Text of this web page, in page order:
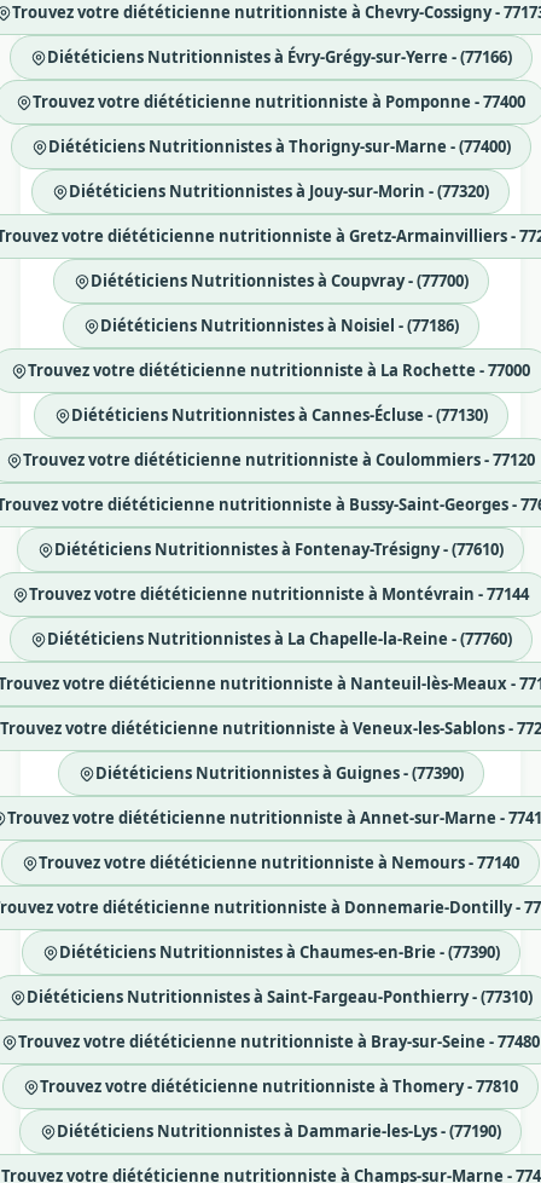
Trouvez votre diététicienne nutritionniste à Chevry-Cossigny -
Diététiciens Nutritionnistes à Évry-Grégy-sur-Yerre - (77166)
Trouvez votre diététicienne nutritionniste à Pomponne - 77400
Diététiciens Nutritionnistes à Thorigny-sur-Marne - (77400)
Diététiciens Nutritionnistes à Jouy-sur-Morin - (77320)
votre diététicienne nutritionniste à Gretz-Armainvilliers -
Diététiciens Nutritionnistes à Coupvray - (77700)
Diététiciens Nutritionnistes à Noisiel - (77186)
Trouvez votre diététicienne nutritionniste à La Rochette - 77000
Diététiciens Nutritionnistes à Cannes-Écluse - (77130)
Trouvez votre diététicienne nutritionniste à Coulommiers - 77120
votre diététicienne nutritionniste à Bussy-Saint-Georges -
Diététiciens Nutritionnistes à Fontenay-Trésigny - (77610)
Trouvez votre diététicienne nutritionniste à Montévrain - 77144
Diététiciens Nutritionnistes à La Chapelle-la-Reine - (77760)
votre diététicienne nutritionniste à Nanteuil-lès-Meaux -
Trouvez votre diététicienne nutritionniste à Veneux-les-Sablons -
Diététiciens Nutritionnistes à Guignes - (77390)
Trouvez votre diététicienne nutritionniste à Annet-sur-Marne -
Trouvez votre diététicienne nutritionniste à Nemours - 77140
votre diététicienne nutritionniste à Donnemarie-Dontilly -
Diététiciens Nutritionnistes à Chaumes-en-Brie - (77390)
Diététiciens Nutritionnistes à Saint-Fargeau-Ponthierry - (77310)
Trouvez votre diététicienne nutritionniste à Bray-sur-Seine - 77480
Trouvez votre diététicienne nutritionniste à Thomery - 77810
Diététiciens Nutritionnistes à Dammarie-les-Lys - (77190)
Trouvez votre diététicienne nutritionniste à Champs-sur-Marne -